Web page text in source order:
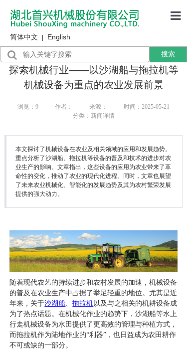
简体中文 English
售后服务
行业资讯
搜索
探索机械行业——以沙湖船与拖拉机等
机械设备为重点的农业发展前景
浏览： 9 作者： 来源：
时间：2025-05-21
分类：新闻详情
本文探讨了机械设备在农业及相关领域的应用和发展趋势。
重点分析了沙湖船、拖拉机等设备的普及和技术的进步对农
业生产的影响。文章指出，这些设备的应用为农业带来了革
命性的变化，推动了农业的现代化进程。同时，文章也展望
了未来农业机械化、智能化的发展趋势及其为农村繁荣发展
提供的强大动力。
随着现代农艺的持续进步和农村发展的加速，机械设备
的普及在农业生产中占据了举足轻重的地位。尤其是近
年来，关于沙湖船 、拖拉机以及与之相关的机耕设备成
为了热点话题。在机械化作业的趋势下，沙湖船等水上
行走机械设备为水田提供了更高效的管理与种植方式，
而拖拉机作为陆地作业的“利器”，也日益成为农田耕作
不可或缺的一部分。